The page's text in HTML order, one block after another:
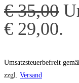
€35,00
€ 29,00.
Umsatzsteuerbefreit
zzgl. Versand